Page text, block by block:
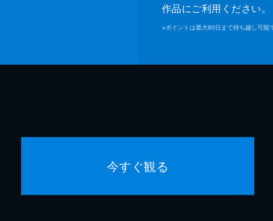
作品にご利用ください。
※ポイントは最大90日まで持ち越し可能
今すぐ観る